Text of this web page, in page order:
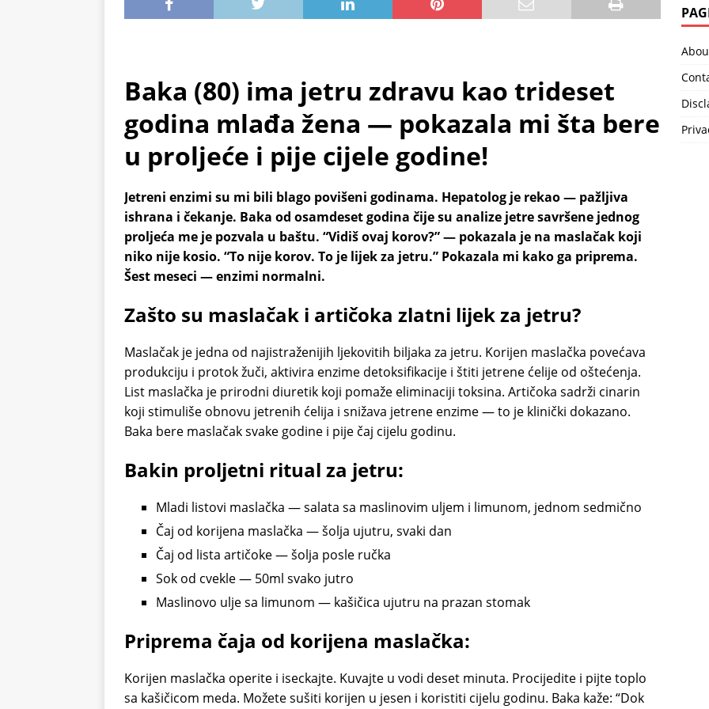
Baka (80) ima jetru zdravu kao trideset
godina mlađa žena — pokazala mi šta bere
u proljeće i pije cijele godine!
Jetreni enzimi su mi bili blago povišeni godinama. Hepatolog je rekao — pažljiva
ishrana i čekanje. Baka od osamdeset godina čije su analize jetre savršene jednog
proljeća me je pozvala u baštu. “Vidiš ovaj korov?” — pokazala je na maslačak koji
niko nije kosio. “To nije korov. To je lijek za jetru.” Pokazala mi kako ga priprema.
Šest meseci — enzimi normalni.
Zašto su maslačak i artičoka zlatni lijek za jetru?
Maslačak je jedna od najistraženijih ljekovitih biljaka za jetru. Korijen maslačka povećava
produkciju i protok žuči, aktivira enzime detoksifikacije i štiti jetrene ćelije od oštećenja.
List maslačka je prirodni diuretik koji pomaže eliminaciji toksina. Artičoka sadrži cinarin
koji stimuliše obnovu jetrenih ćelija i snižava jetrene enzime — to je klinički dokazano.
Baka bere maslačak svake godine i pije čaj cijelu godinu.
Bakin proljetni ritual za jetru:
Mladi listovi maslačka — salata sa maslinovim uljem i limunom, jednom sedmično
Čaj od korijena maslačka — šolja ujutru, svaki dan
Čaj od lista artičoke — šolja posle ručka
Sok od cvekle — 50ml svako jutro
Maslinovo ulje sa limunom — kašičica ujutru na prazan stomak
Priprema čaja od korijena maslačka:
Korijen maslačka operite i iseckajte. Kuvajte u vodi deset minuta. Procijedite i pijte toplo
sa kašičicom meda. Možete sušiti korijen u jesen i koristiti cijelu godinu. Baka kaže: “Dok